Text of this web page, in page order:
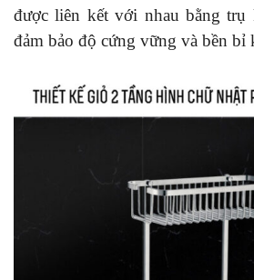
được liên kết với nhau bằng trụ
đảm bảo độ cứng vững và bền bỉ